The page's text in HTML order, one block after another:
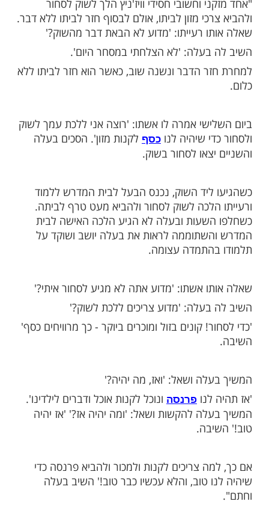
שרו וזימרו על שולחנו של הגאון
מאנסי זי"ע את הניגון הידוע "רק אמונה, רק
מלבד בורא כל העולמים, יהיה טוב, יהיה טוב
הרבי לעצור באמצע הניגון, והחל לספר:
וחשובי חסידי וויז'ניץ הלך לשוק לסחור
מזון לביתו, אולם לבסוף חזר לביתו ללא דבר.
'לא הצלחתי במסחר היום'.
הדבר ונשנה שוב, כאשר הוא חזר לביתו ללא
אמרה לו אשתו: 'רוצה אני ללכת עמך לשוק
שיהיה לנוכסףלקנות מזון'. הסכים בעלה
לסחור בשוק.
השוק, נכנס הבעל לבית המדרש ללמוד
לשוק לסחור ולהביא מעט טרף לביתה.
ובעלה לא הגיע הלכה האישה לבית
לראות את בעלה יושב ושוקד על
אשתו: 'מדוע אתה לא מגיע לסחור איתי?'